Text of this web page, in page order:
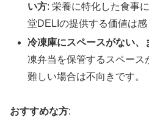
い方: 栄養に特化した食事
堂DELIの提供する価値は感
冷凍庫にスペースがない、
凍弁当を保管するスペース
難しい場合は不向きです。
おすすめな方: